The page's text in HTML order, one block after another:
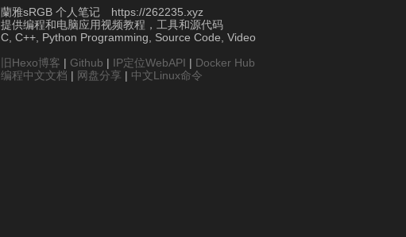
蘭雅sRGB 个人笔记 https://262235.xyz
提供编程和电脑应用视频教程，工具和源代码
C, C++, Python Programming, Source Code, Video
旧Hexo博客 | Github | IP定位WebAPI | Docker Hub
编程中文文档 | 网盘分享 | 中文Linux命令